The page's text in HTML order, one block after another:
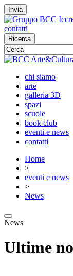
Invia
contatti
Ricerca
chi siamo
arte
galleria 3D
spazi
scuole
book club
eventi e news
contatti
Home
>
eventi e news
>
News
News
Ultime